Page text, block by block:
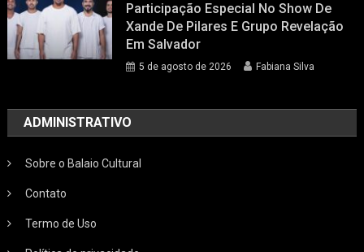
Participação Especial No Show De
Xande De Pilares E Grupo Revelação
Em Salvador
5 de agosto de 2026 Fabiana Silva
ADMINISTRATIVO
Sobre o Balaio Cultural
Contato
Termo de Uso